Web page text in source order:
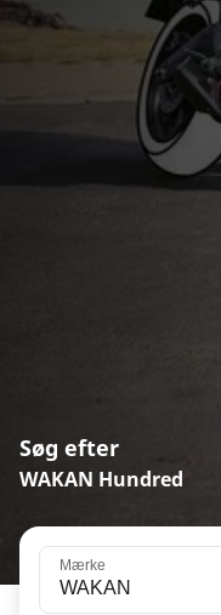
Søg efter
WAKAN Hundred
Mærke
WAKAN